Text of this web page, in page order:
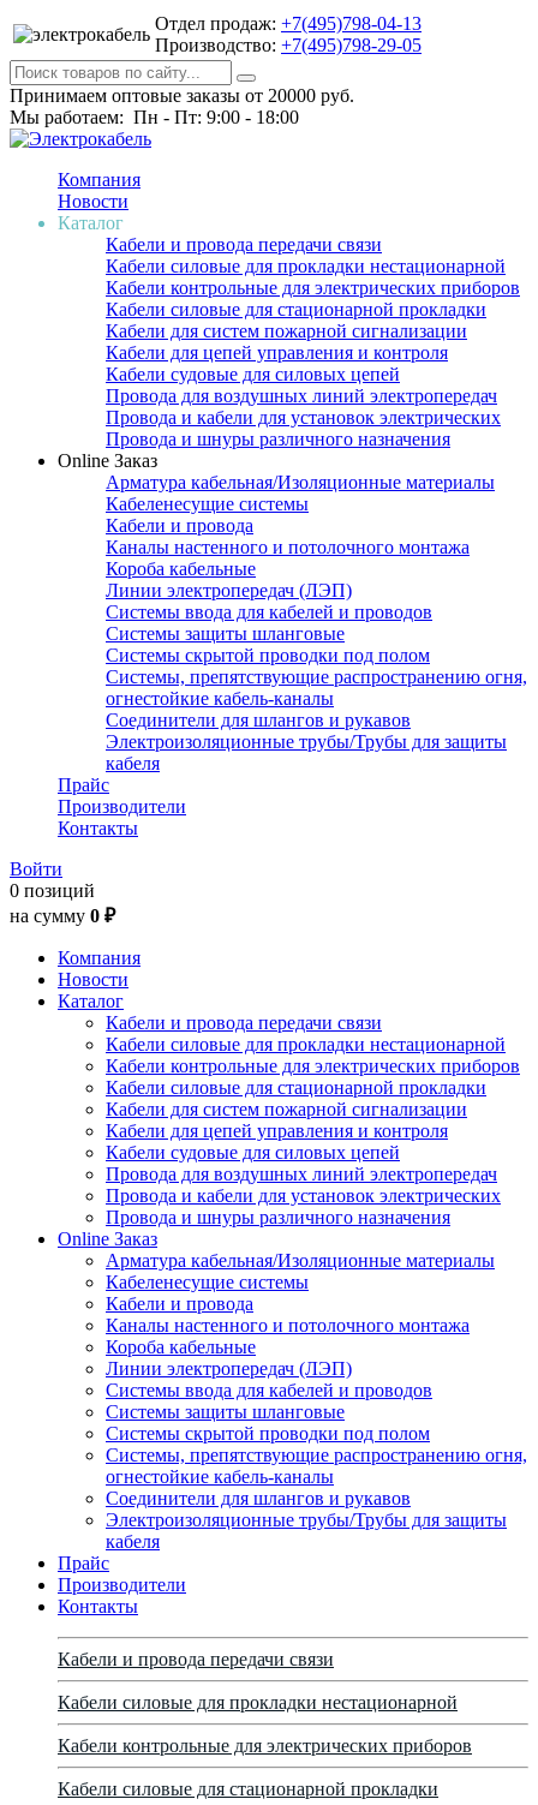
Отдел продаж: +7(495)798-04-13
Производство: +7(495)798-29-05
Принимаем оптовые заказы от 20000 руб.
Мы работаем: Пн - Пт: 9:00 - 18:00
Компания
Новости
Каталог
Кабели и провода передачи связи
Кабели силовые для прокладки нестационарной
Кабели контрольные для электрических приборов
Кабели силовые для стационарной прокладки
Кабели для систем пожарной сигнализации
Кабели для цепей управления и контроля
Кабели судовые для силовых цепей
Провода для воздушных линий электропередач
Провода и кабели для установок электрических
Провода и шнуры различного назначения
Online Заказ
Арматура кабельная/Изоляционные материалы
Кабеленесущие системы
Кабели и провода
Каналы настенного и потолочного монтажа
Короба кабельные
Линии электропередач (ЛЭП)
Системы ввода для кабелей и проводов
Системы защиты шланговые
Системы скрытой проводки под полом
Системы, препятствующие распространению огня,
огнестойкие кабель-каналы
Соединители для шлангов и рукавов
Электроизоляционные трубы/Трубы для защиты
кабеля
Прайс
Производители
Контакты
Войти
0 позиций
на сумму 0 ₽
Компания
Новости
Каталог
Кабели и провода передачи связи
Кабели силовые для прокладки нестационарной
Кабели контрольные для электрических приборов
Кабели силовые для стационарной прокладки
Кабели для систем пожарной сигнализации
Кабели для цепей управления и контроля
Кабели судовые для силовых цепей
Провода для воздушных линий электропередач
Провода и кабели для установок электрических
Провода и шнуры различного назначения
Online Заказ
Арматура кабельная/Изоляционные материалы
Кабеленесущие системы
Кабели и провода
Каналы настенного и потолочного монтажа
Короба кабельные
Линии электропередач (ЛЭП)
Системы ввода для кабелей и проводов
Системы защиты шланговые
Системы скрытой проводки под полом
Системы, препятствующие распространению огня,
огнестойкие кабель-каналы
Соединители для шлангов и рукавов
Электроизоляционные трубы/Трубы для защиты
кабеля
Прайс
Производители
Контакты
Кабели и провода передачи связи
Кабели силовые для прокладки нестационарной
Кабели контрольные для электрических приборов
Кабели силовые для стационарной прокладки